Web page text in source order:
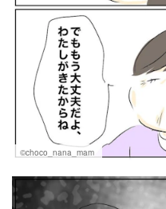
©choco_nana_mam